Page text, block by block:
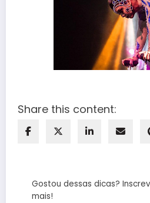
Share this content:
Gostou dessas dicas?
mais!